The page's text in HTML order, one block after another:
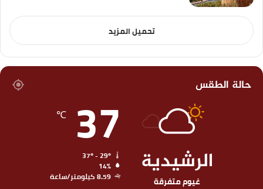
تحميل المزيد
حالة الطقس
الرشيدية
غيوم متفرقة
37
℃
14%
8.59 كيلومتر/ساعة